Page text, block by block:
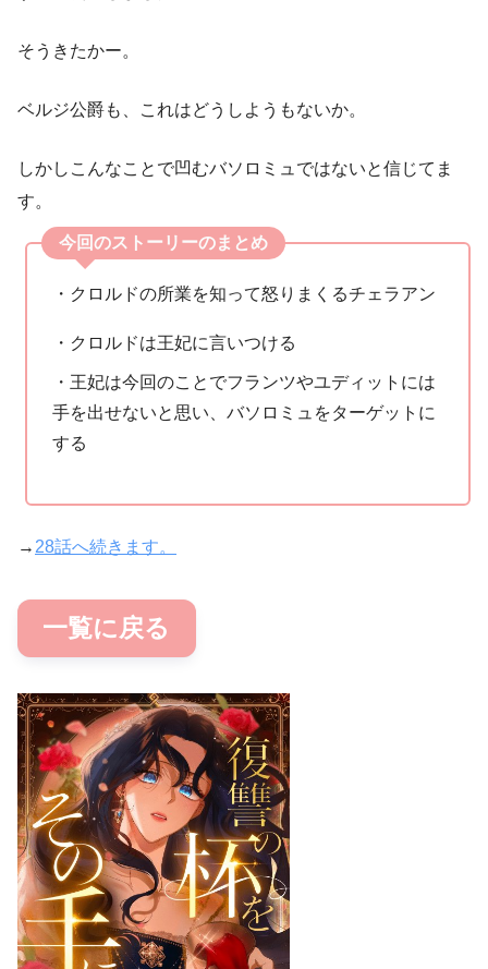
そうきたかー。
ベルジ公爵も、これはどうしようもないか。
しかしこんなことで凹むバソロミュではないと信じてま
す。
今回のストーリーのまとめ
・クロルドの所業を知って怒りまくるチェラアン
・クロルドは王妃に言いつける
・王妃は今回のことでフランツやユディットには
手を出せないと思い、バソロミュをターゲットに
する
→ 28話へ続きます。
一覧に戻る